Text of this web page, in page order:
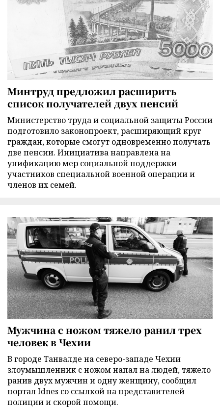
Минтруд предложил расширить
список получателей двух пенсий
Министерство труда и социальной защиты России
подготовило законопроект, расширяющий круг
граждан, которые смогут одновременно получать
две пенсии. Инициатива направлена на
унификацию мер социальной поддержки
участников специальной военной операции и
членов их семей.
Мужчина с ножом тяжело ранил трех
человек в Чехии
В городе Танвалде на северо-западе Чехии
злоумышленник с ножом напал на людей, тяжело
ранив двух мужчин и одну женщину, сообщил
портал Idnes со ссылкой на представителей
полиции и скорой помощи.